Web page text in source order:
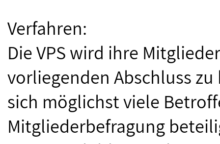
Verfahren:
Die VPS wird ihre
vorliegenden Abschluss
sich möglichst viele
Mitgliederbefragung